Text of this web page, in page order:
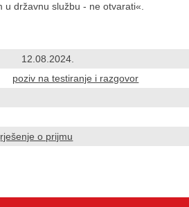
u državnu službu - ne otvarati«.
12.08.2024.
poziv na testiranje i razgovor
rješenje o prijmu